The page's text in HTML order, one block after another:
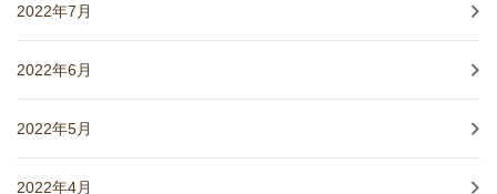
2022年7月
2022年6月
2022年5月
2022年4月